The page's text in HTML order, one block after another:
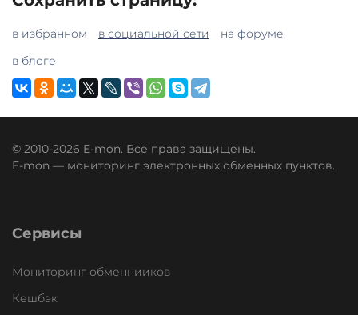
в избранном в социальной сети
на форуме
в блоге
© 2010-2026 E-mon. Все права защищены.
E-mon — мониторинг электронных обменных пунктов.
Сервисы
Мониторинг обменнииков
Кешбэк